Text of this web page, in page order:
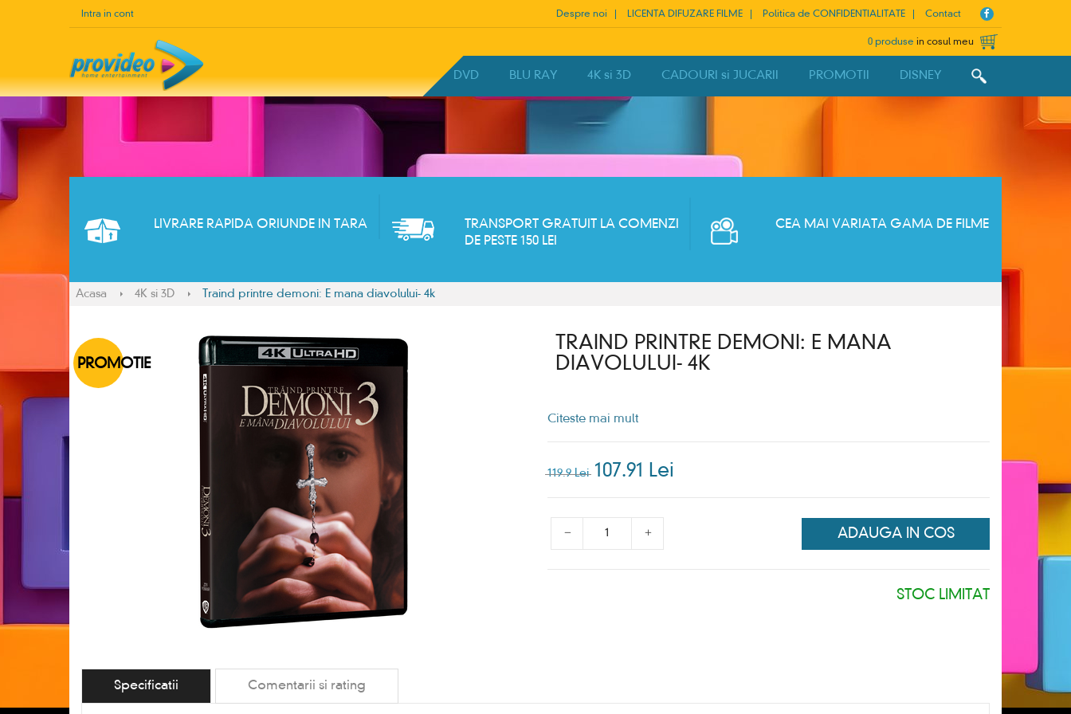
Intra in cont Despre noi LICENTA DIFUZARE FILME Politica de CONFIDENTIALITATE Contact
0 produse in cosul meu
DVD BLU RAY 4K si 3D CADOURI si JUCARII PROMOTII DISNEY
LIVRARE RAPIDA ORIUNDE IN TARA
TRANSPORT GRATUIT LA COMENZI
DE PESTE 150 LEI
CEA MAI VARIATA GAMA DE FILME
Acasa 4K si 3D Traind printre demoni: E mana diavolului- 4k
PROMOTIE
TRAIND PRINTRE DEMONI: E MANA
DIAVOLULUI- 4K
Citeste mai mult
119.9 Lei 107.91 Lei
ADAUGA IN COS
STOC LIMITAT
Specificatii Comentarii si rating